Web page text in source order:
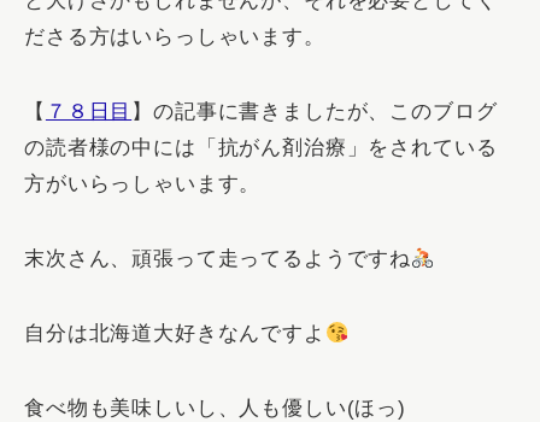
ださる方はいらっしゃいます。
【 ７８日目 】の記事に書きましたが、このブログ
の読者様の中には「 抗がん剤治療 」をされている
方がいらっしゃいます。
末次さん、頑張って走ってるようですね
自分は北海道大好きなんですよ
食べ物も美味しいし、人も優しい(ほっ)